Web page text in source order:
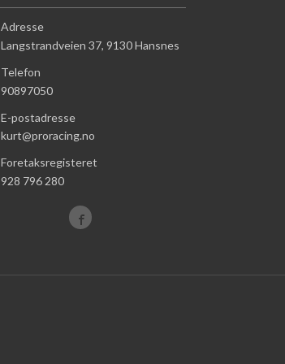
Adresse
Langstrandveien 37, 9130Hansnes
Telefon
90897050
E-postadresse
kurt@proracing.no
Foretaksregisteret
928 796 280